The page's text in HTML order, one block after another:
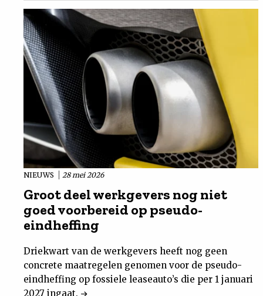
NIEUWS 28 mei 2026
Groot deel werkgevers nog niet
goed voorbereid op pseudo-
eindheffing
Driekwart van de werkgevers heeft nog geen
concrete maatregelen genomen voor de pseudo-
eindheffing op fossiele leaseauto’s die per 1 januari
2027 ingaat.